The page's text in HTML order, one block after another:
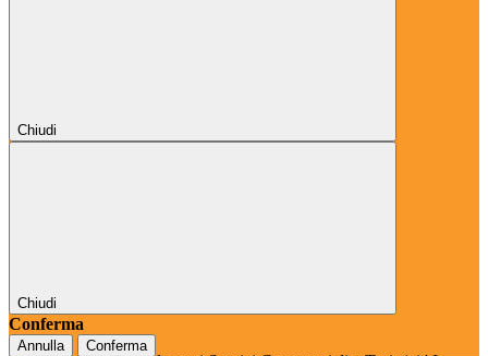
Chiudi
Chiudi
Conferma
Annulla Conferma